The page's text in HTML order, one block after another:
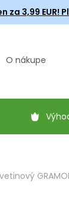
za 3,99 EUR!
O nákupe